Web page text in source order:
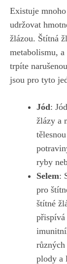
Existuje
udržovat
žlázou.⁢ Štítná
metabolismu,
trpíte
jsou pro tyto
Jód:
žlázy a
ryby
Selem:
pro
štítné
přispívá
plody a